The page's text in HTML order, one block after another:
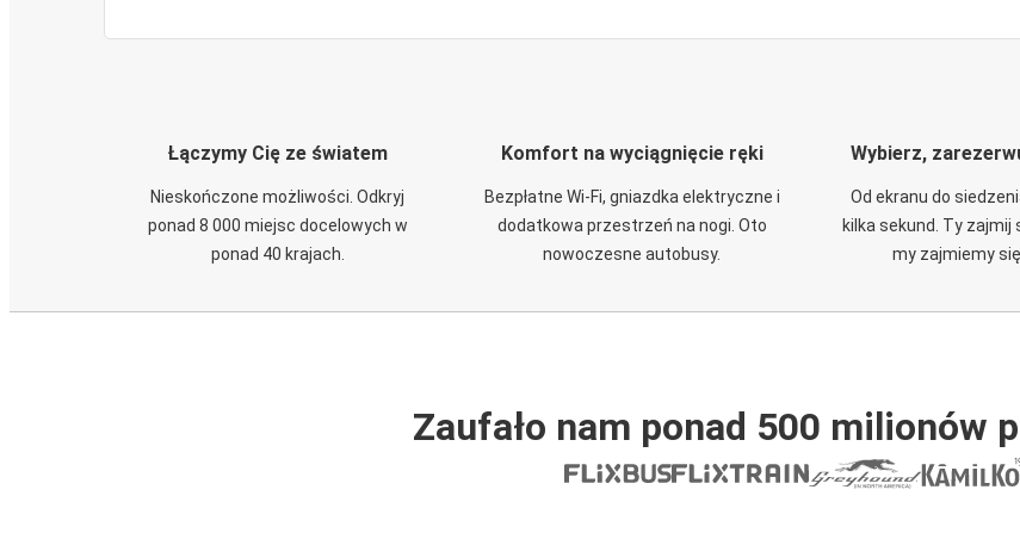
Łączymy Cię ze światem
Nieskończone możliwości. Odkryj
ponad 8 000 miejsc docelowych w
ponad 40 krajach.
Komfort na wyciągnięcie ręki
Bezpłatne Wi-Fi, gniazdka elektryczne i
dodatkowa przestrzeń na nogi. Oto
nowoczesne autobusy.
Wybierz,
Od ekranu do
kilka sekund. Ty zajmij
my zajmiemy
Zaufało nam ponad 500 milionów